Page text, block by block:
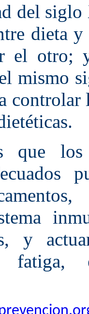
del
dieta
el otro;
mismo
controlar
que
y
fatiga,